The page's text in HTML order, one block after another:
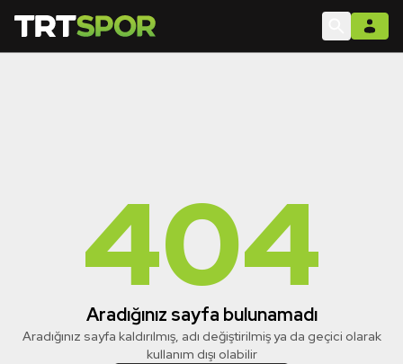
404
Aradığınız sayfa bulunamadı
Aradığınız sayfa kaldırılmış, adı değiştirilmiş ya da geçici olarak
kullanım dışı olabilir